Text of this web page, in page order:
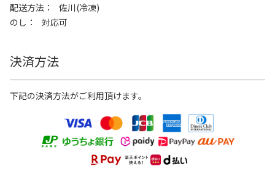
配送方法
佐川(冷凍)
のし
対応可
決済方法
下記の決済方法がご利用頂けます。